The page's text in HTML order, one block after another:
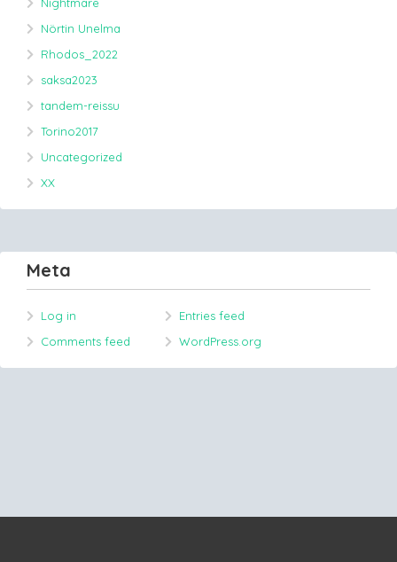
Nörtin Unelma
Rhodos_2022
saksa2023
tandem-reissu
Torino2017
Uncategorized
XX
Meta
Log in
Entries feed
Comments feed
WordPress.org